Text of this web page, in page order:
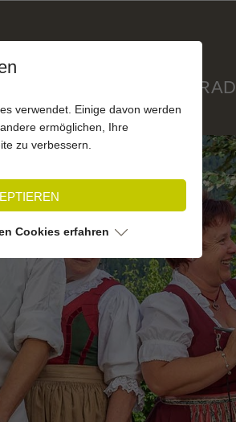
AKTIV
MOTORRAD
verwendet. Einige davon werden
ermöglichen, Ihre
zu verbessern.
Cookies erfahren